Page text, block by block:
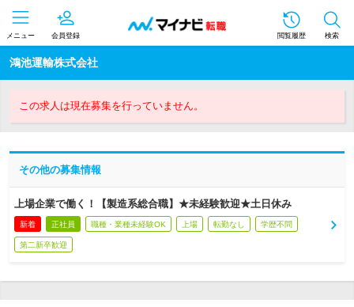
メニュー 会員登録 閲覧履歴 検索
鴻池運輸株式会社
この求人は現在募集を行っていません。
その他の募集情報
上場企業で働く！【製造系総合職】★未経験歓迎★土日休み
新着 正社員 職種・業種未経験OK 上場 転勤なし 学歴不問
第二新卒歓迎